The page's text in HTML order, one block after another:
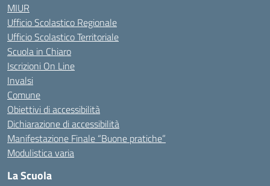
MIUR
Ufficio Scolastico Regionale
Ufficio Scolastico Territoriale
Scuola in Chiaro
Iscrizioni On Line
Invalsi
Comune
Obiettivi di accessibilità
Dichiarazione di accessibilità
Manifestazione Finale “Buone pratiche”
Modulistica varia
La Scuola